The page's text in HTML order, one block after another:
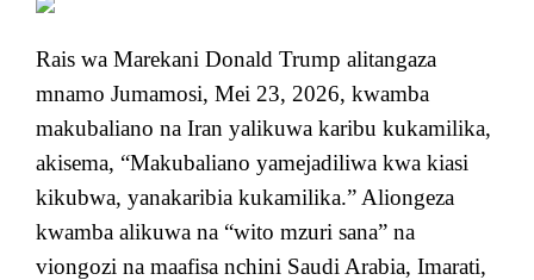
Rais wa Marekani Donald Trump alitangaza
mnamo Jumamosi, Mei 23, 2026, kwamba
makubaliano na Iran yalikuwa karibu kukamilika,
akisema, “Makubaliano yamejadiliwa kwa kiasi
kikubwa, yanakaribia kukamilika.” Aliongeza
kwamba alikuwa na “wito mzuri sana” na
viongozi na maafisa nchini Saudi Arabia, Imarati,